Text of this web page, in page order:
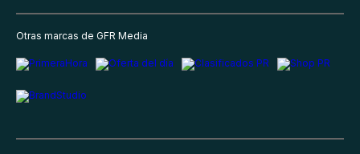
Otras marcas de GFR Media